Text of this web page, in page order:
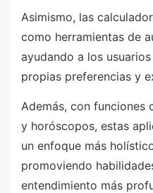
Asimismo, las
como herramientas de
ayudando a los
propias preferencias y
Además, con funciones
y horóscopos, estas
un enfoque más
promoviendo
entendimiento más